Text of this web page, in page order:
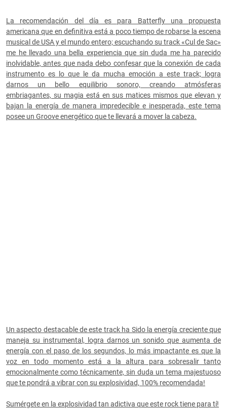
La recomendación del día es para Batterfly una propuesta
americana que en definitiva está a poco tiempo de robarse la escena
musical de USA y el mundo entero; escuchando su track «Cul de Sac»
me he llevado una bella experiencia que sin duda me ha parecido
inolvidable, antes que nada debo confesar que la conexión de cada
instrumento es lo que le da mucha emoción a este track; logra
darnos un bello equilibrio sonoro, creando atmósferas
embriagantes, su magia está en sus matices mismos que elevan y
bajan la energía de manera impredecible e inesperada, este tema
posee un Groove energético que te llevará a mover la cabeza.
Un aspecto destacable de este track ha Sido la energía creciente que
maneja su instrumental, logra darnos un sonido que aumenta de
energía con el paso de los segundos, lo más impactante es que la
voz en todo momento está a la altura para sobresalir tanto
emocionalmente como técnicamente, sin duda un tema majestuoso
que te pondrá a vibrar con su explosividad, 100% recomendada!
Sumérgete en la explosividad tan adictiva que este rock tiene para tí!